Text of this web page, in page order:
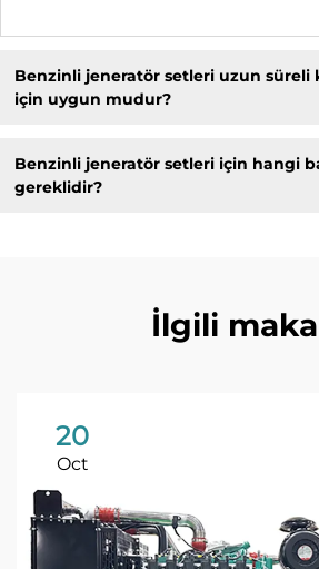
Benzinli jeneratör setleri uzun süreli
için uygun mudur?
Benzinli jeneratör setleri için hangi
gereklidir?
İlgili
20
Oct